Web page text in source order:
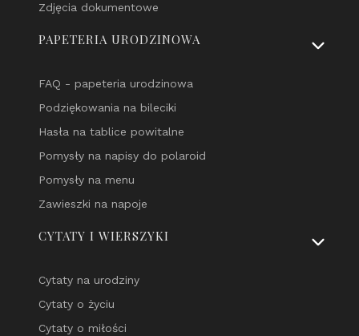
Zdjęcia dokumentowe
PAPETERIA URODZINOWA
FAQ - papeteria urodzinowa
Podziękowania na bileciki
Hasła na tablice powitalne
Pomysły na napisy do polaroid
Pomysły na menu
Zawieszki na napoje
CYTATY I WIERSZYKI
Cytaty na urodziny
Cytaty o życiu
Cytaty o miłości